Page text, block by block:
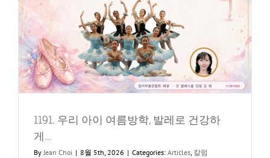
1191. 우리 아이 여름방학, 발레로 건강하
게…
ByJean Choi | 8월 5th, 2026 | Categories: Articles, 칼럼